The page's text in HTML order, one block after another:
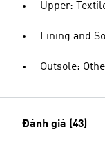
Upper:
Lining and
Outsole:
Đánh giá (43)